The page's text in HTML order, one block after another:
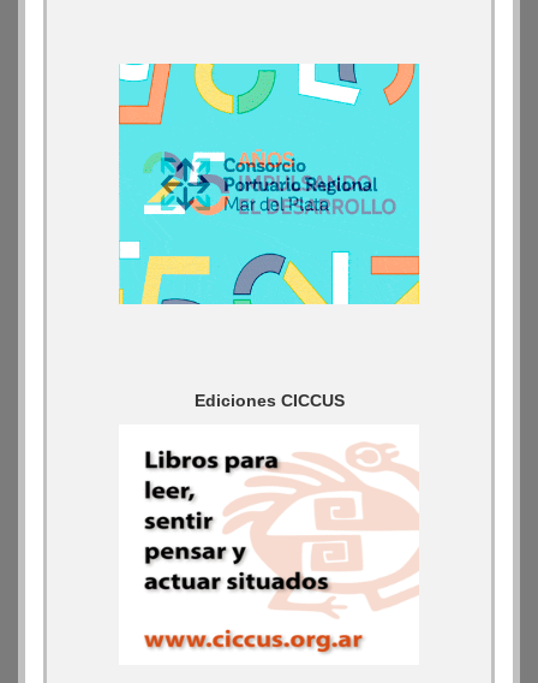
Ediciones CICCUS